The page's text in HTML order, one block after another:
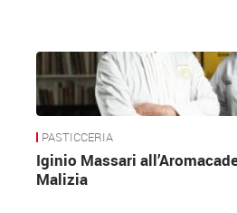
PASTICCERIA
Iginio Massari
Malizia